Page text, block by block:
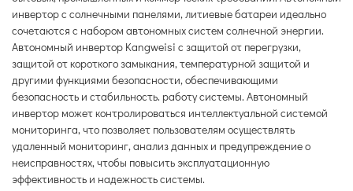
инвертор с солнечными панелями, литиевые батареи идеально
сочетаются с набором автономных систем солнечной энергии.
Автономный инвертор Kangweisi с защитой от перегрузки,
защитой от короткого замыкания, температурной защитой и
другими функциями безопасности, обеспечивающими
безопасность и стабильность. работу системы. Автономный
инвертор может контролироваться интеллектуальной системой
мониторинга, что позволяет пользователям осуществлять
удаленный мониторинг, анализ данных и предупреждение о
неисправностях, чтобы повысить эксплуатационную
эффективность и надежность системы.